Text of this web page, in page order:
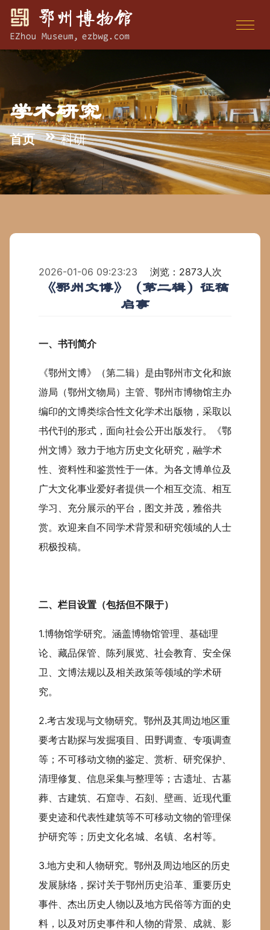
学术研究
首页 科研
2026-01-06 09:23:23 浏览：2873人次
《鄂州文博》（第二辑）征稿
启事
一、书刊简介
《鄂州文博》（第二辑）是由鄂州市文化和旅
游局（鄂州文物局）主管、鄂州市博物馆主办
编印的文博类综合性文化学术出版物，采取以
书代刊的形式，面向社会公开出版发行。《鄂
州文博》致力于地方历史文化研究，融学术
性、资料性和鉴赏性于一体。为各文博单位及
广大文化事业爱好者提供一个相互交流、相互
学习、充分展示的平台，图文并茂，雅俗共
赏。欢迎来自不同学术背景和研究领域的人士
积极投稿。
二、栏目设置（包括但不限于）
1.博物馆学研究。涵盖博物馆管理、基础理
论、藏品保管、陈列展览、社会教育、安全保
卫、文博法规以及相关政策等领域的学术研
究。
2.考古发现与文物研究。鄂州及其周边地区重
要考古勘探与发掘项目、田野调查、专项调查
等；不可移动文物的鉴定、赏析、研究保护、
清理修复、信息采集与整理等；古遗址、古墓
葬、古建筑、石窟寺、石刻、壁画、近现代重
要史迹和代表性建筑等不可移动文物的管理保
护研究等；历史文化名城、名镇、名村等。
3.地方史和人物研究。鄂州及周边地区的历史
发展脉络，探讨关于鄂州历史沿革、重要历史
事件、杰出历史人物以及地方民俗等方面的史
料，以及对历史事件和人物的背景、成就、影